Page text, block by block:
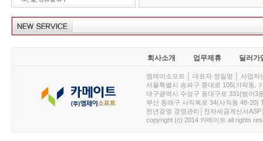
회사소개 업무제휴 딜러가
엠제이소프트 │ 대표자 정일영 │ 사업
서울특별시 송파구 중대로 105(가락동,
대구광역시 수성구 동대구로 331(범어3
부산 동래구 사직북로 34(사직동 48-20)
천년경영 경영관리│전자세금계산서
copyright (c) 2014 카메이트 all rights